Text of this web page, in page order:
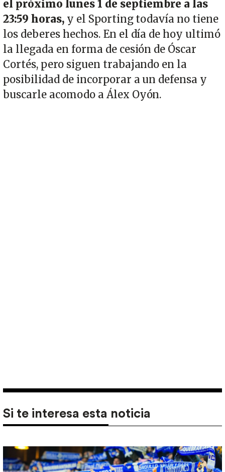
el próximo lunes 1 de septiembre a las
23:59 horas,y el Sporting todavía no tiene
los deberes hechos. En el día de hoy ultimó
la llegada en forma de cesión de Óscar
Cortés, pero siguen trabajando en la
posibilidad de incorporar a un defensa y
buscarle acomodo a Álex Oyón.
Si te interesa esta noticia